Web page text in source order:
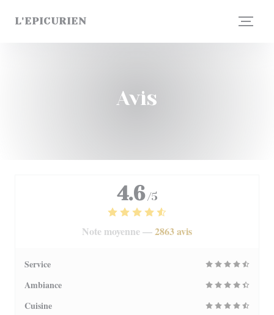
L'EPICURIEN
Avis
4.6 /5
Note moyenne —2863 avis
Service
Ambiance
Cuisine